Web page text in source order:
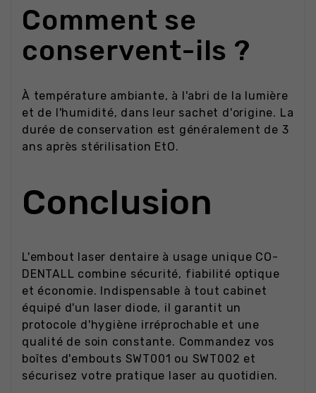
Comment se
conservent-ils ?
À température ambiante, à l'abri de la lumière
et de l'humidité, dans leur sachet d'origine. La
durée de conservation est généralement de 3
ans après stérilisation EtO.
Conclusion
L'embout laser dentaire à usage unique CO-
DENTALL combine sécurité, fiabilité optique
et économie. Indispensable à tout cabinet
équipé d'un laser diode, il garantit un
protocole d'hygiène irréprochable et une
qualité de soin constante. Commandez vos
boîtes d'embouts SWT001 ou SWT002 et
sécurisez votre pratique laser au quotidien.